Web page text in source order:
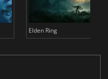
Elden Ring